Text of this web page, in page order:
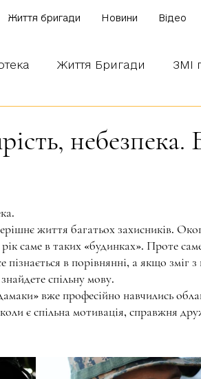
Життя бригади Новини Відео
Життя Бригади ЗМІ
бійців
небезпека.
життя багатьох захисників.
рік саме в таких «будинках». Проте
пізнається в порівнянні, а якщо
спільну мову.
вже професійно навчились
є спільна мотивація, справжня